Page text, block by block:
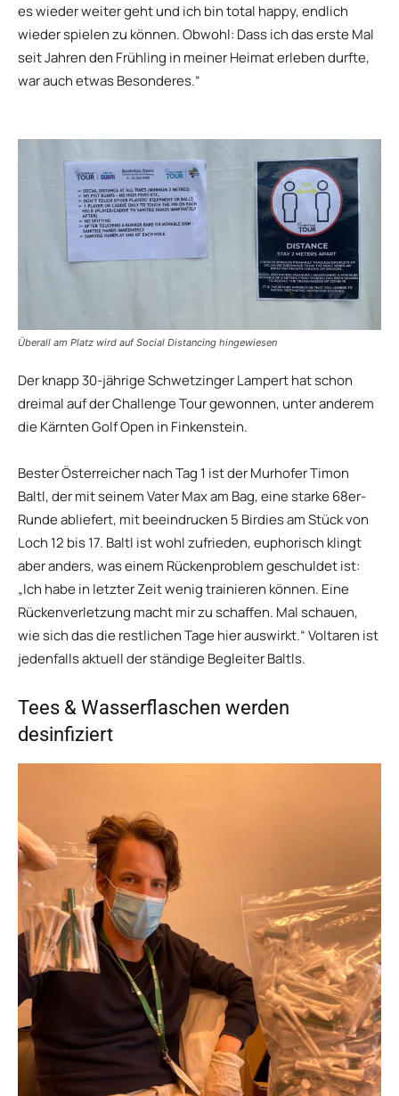
es wieder weiter geht und ich bin total happy, endlich
wieder spielen zu können. Obwohl: Dass ich das erste Mal
seit Jahren den Frühling in meiner Heimat erleben durfte,
war auch etwas Besonderes.“
Überall am Platz wird auf Social Distancing hingewiesen
Der knapp 30-jährige Schwetzinger Lampert hat schon
dreimal auf der Challenge Tour gewonnen, unter anderem
die Kärnten Golf Open in Finkenstein.
Bester Österreicher nach Tag 1 ist der Murhofer Timon
Baltl, der mit seinem Vater Max am Bag, eine starke 68er-
Runde abliefert, mit beeindrucken 5 Birdies am Stück von
Loch 12 bis 17. Baltl ist wohl zufrieden, euphorisch klingt
aber anders, was einem Rückenproblem geschuldet ist:
„Ich habe in letzter Zeit wenig trainieren können. Eine
Rückenverletzung macht mir zu schaffen. Mal schauen,
wie sich das die restlichen Tage hier auswirkt.“ Voltaren ist
jedenfalls aktuell der ständige Begleiter Baltls.
Tees & Wasserflaschen werden
desinfiziert